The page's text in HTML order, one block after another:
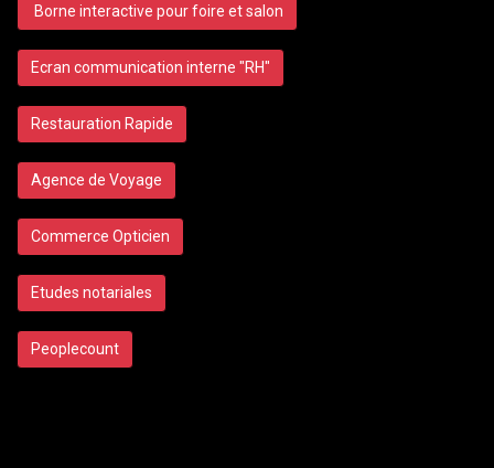
Borne interactive pour foire et salon
Ecran communication interne "RH"
Restauration Rapide
Agence de Voyage
Commerce Opticien
Etudes notariales
Peoplecount